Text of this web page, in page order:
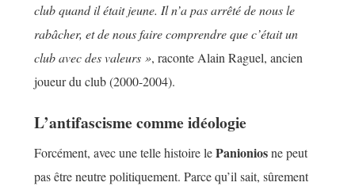
club quand il était jeune. Il n’a pas arrêté de nous le
rabâcher, et de nous faire comprendre que c’était un
club avec des valeurs », raconte Alain Raguel, ancien
joueur du club (2000-2004).
L’antifascisme comme idéologie
Forcément, avec une telle histoire lePanioniosne peut
pas être neutre politiquement. Parce qu’il sait, sûrement